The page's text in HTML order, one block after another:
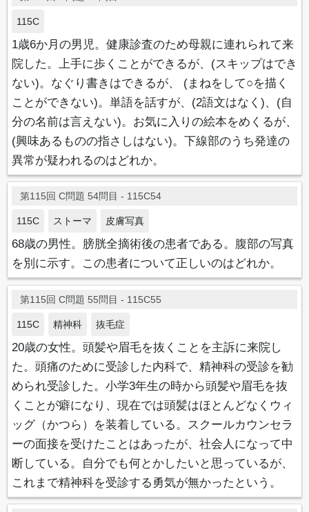
115C
1歳6か月の男児。健康診査のため母親に連れられて来
院した。上手に歩くことができるが、(スキップはでき
ない)。なぐり書きはできるが、 (まねをして○を描く
ことができない)。単語を話すが、(2語文はなく)、(自
分の名前は言えない)。お気に入りの絵本をめくるが、
(興味あるものの指さしはない)。下線部のうち発達の
異常が疑われるのはどれか。
第115回 C問題 54問目 - 115C54
115C ストーマ 皮膚写真
68歳の男性。膀胱全摘術後の患者である。腹部の写真
を別に示す。この患者について正しいのはどれか。
第115回 C問題 55問目 - 115C55
115C 精神科 抜毛症
20歳の女性。頭髪や眉毛を抜くことを主訴に来院し
た。頭痛のために受診した内科で、精神科の受診を勧
められ受診した。小学3年生の時から頭髪や眉毛を抜
くことが癖になり、現在では頭髪はほとんどなくウィ
ッグ（かつら）を装着している。スクールカウンセラ
ーの面接を受けたことはあったが、社会人になって中
断している。自分でも何とかしたいと思っているが、
これまで精神科を受診する勇気が無かったという。